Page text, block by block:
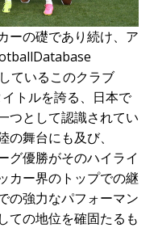
ーの礎であり続け、ア
ているこのクラブ
トルを誇る、日本で
つとして認識されてい
舞台にも及び、
グ優勝がそのハイライ
カー界のトップでの継
の強力なパフォーマン
ての地位を確固たるも